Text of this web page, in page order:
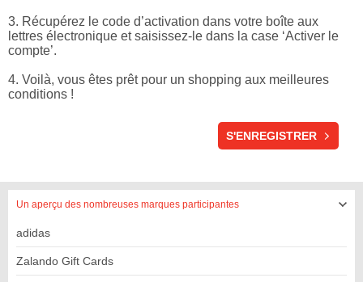
3. Récupérez le code d’activation dans votre boîte aux
lettres électronique et saisissez-le dans la case ‘Activer le
compte’.
4. Voilà, vous êtes prêt pour un shopping aux meilleures
conditions !
S'ENREGISTRER
Un aperçu des nombreuses marques participantes
adidas
Zalando Gift Cards